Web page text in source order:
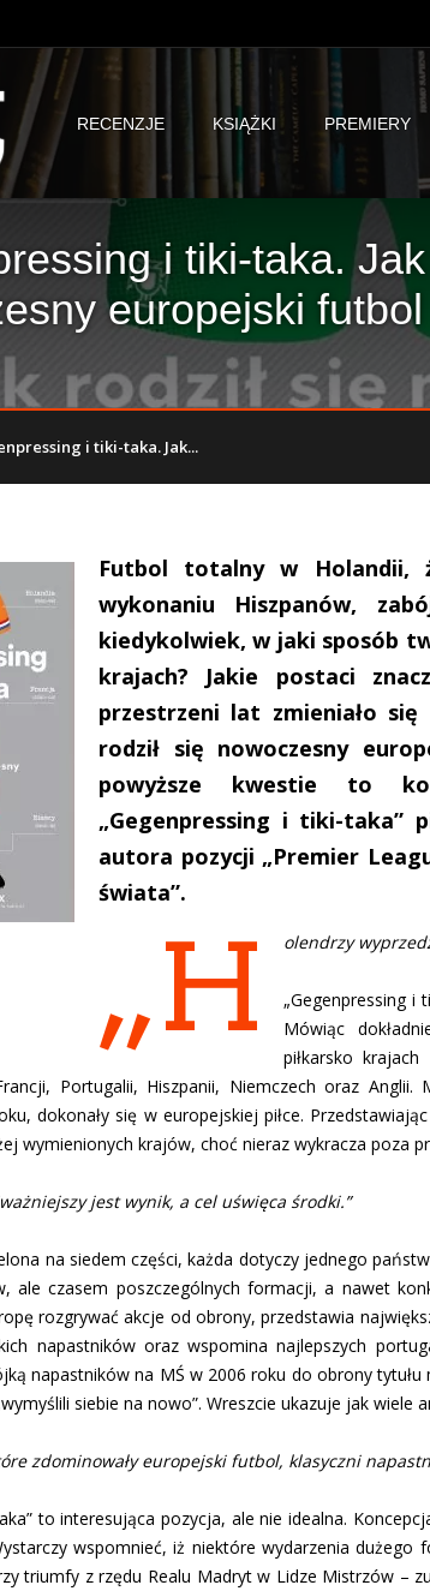
RECENZJE KSIĄŻKI PREMIERY
i tiki-taka. Jak
europejski futbol
i tiki-taka. Jak...
Futbol totalny w Holandii,
wykonaniu Hiszpanów,
kiedykolwiek, w jaki sposób
krajach? Jakie postaci
przestrzeni lat zmieniało
rodził się nowoczesny
powyższe kwestie to
„Gegenpressing i tiki-taka”
autora pozycji „Premier
świata”.
„H olendrzy
„Gegenpressing i
Mówiąc
piłkarsko
Portugalii, Hiszpanii, Niemczech oraz
dokonały się w europejskiej piłce.
wymienionych krajów, choć nieraz wykracza poza
jest wynik, a cel uświęca środki.”
na siedem części, każda dotyczy jednego
ale czasem poszczególnych formacji, a nawet
rozgrywać akcje od obrony, przedstawia
napastników oraz wspomina najlepszych
napastników na MŚ w 2006 roku do obrony
siebie na nowo”. Wreszcie ukazuje jak wiele
zdominowały europejski futbol, klasyczni
to interesująca pozycja, ale nie idealna.
wspomnieć, iż niektóre wydarzenia
triumfy z rzędu Realu Madryt w Lidze Mistrzów –